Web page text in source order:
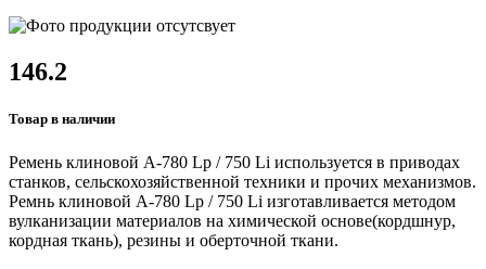
146.2
Товар в наличии
Ремень клиновой А-780 Lp / 750 Li используется в приводах
станков, сельскохозяйственной техники и прочих механизмов.
Ремнь клиновой А-780 Lp / 750 Li изготавливается методом
вулканизации материалов на химической основе(кордшнур,
кордная ткань), резины и оберточной ткани.